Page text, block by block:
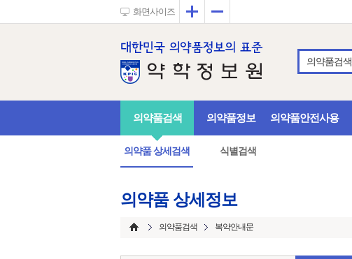
화면사이즈 확대
의약품검색
의약품검색
의약품 상세검색 식별검색
의약품정보 의약품안전사용
의약품 상세정보
의약품검색 복약안내문